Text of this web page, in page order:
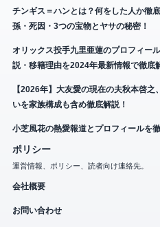
チンギス＝ハンとは？何をした人か徹
孫・死因・3つの宝物とヤサの秘密！
オリックス投手九里亜蓮のプロフィー
説・移籍理由を2024年最新情報で徹底
【2026年】大友愛の現在の夫秋本啓
いを家族構成も含め徹底解説！
小芝風花の熱愛報道とプロフィールを
ポリシー
運営情報、ポリシー、読者向け連絡先。
会社概要
お問い合わせ